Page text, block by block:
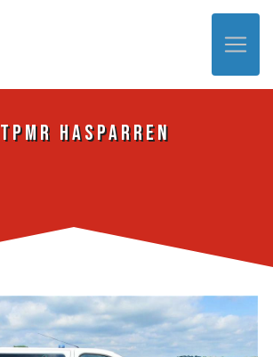
TPMR Hasparren